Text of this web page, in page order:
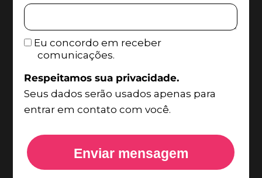
Eu concordo em receber
comunicações.
Respeitamos sua privacidade.
Seus dados serão usados apenas para
entrar em contato com você.
Enviar mensagem